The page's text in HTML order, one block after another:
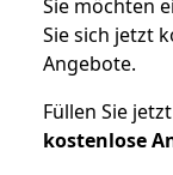
Sie möchten
Sie sich jetzt
Angebote.
Füllen Sie
kostenlose